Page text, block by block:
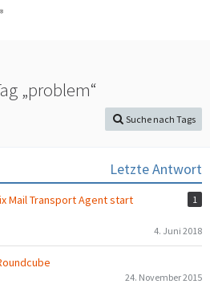
„problem“
Suche nach Tags
Letzte Antwort
Mail Transport Agent start
1
4. Juni 2018
24. November 2015